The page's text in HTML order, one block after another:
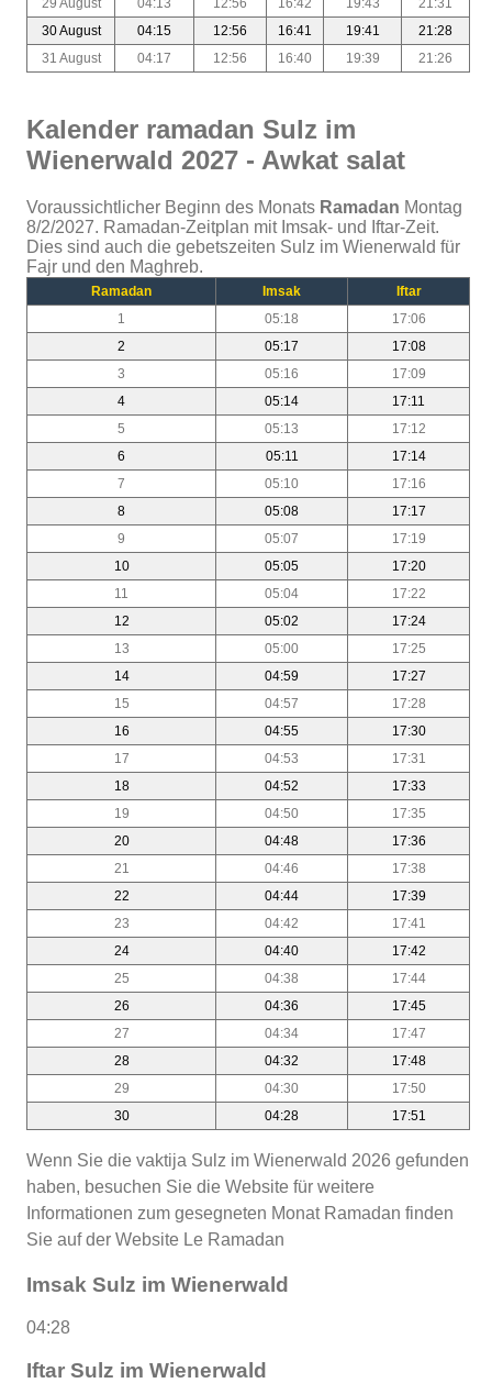
30 August
04:15 12:56 16:41 19:41
21:28
31 August
04:17 12:56 16:40 19:39 21:26
Kalender ramadan Sulz im
Wienerwald 2027 - Awkat salat
Voraussichtlicher Beginn des Monats Ramadan Montag
8/2/2027. Ramadan-Zeitplan mit Imsak- und Iftar-Zeit.
Dies sind auch die gebetszeiten Sulz im Wienerwald für
Fajr und den Maghreb.
Ramadan Imsak
Iftar
1
05:18
17:06
2
05:17
17:08
3
05:16
17:09
4
05:14
17:11
5
05:13
17:12
6
05:11
17:14
7
05:10
17:16
8
05:08
17:17
9
05:07
17:19
10
05:05
17:20
11
05:04
17:22
12
05:02
17:24
13
05:00
17:25
14
04:59
17:27
15
04:57
17:28
16
04:55
17:30
17
04:53
17:31
18
04:52
17:33
19
04:50
17:35
20
04:48
17:36
21
04:46
17:38
22
04:44
17:39
23
04:42
17:41
24
04:40
17:42
25
04:38
17:44
26
04:36
17:45
27
04:34
17:47
28
04:32
17:48
29
04:30
17:50
30
04:28 17:51
Wenn Sie die vaktija Sulz im Wienerwald 2026 gefunden
haben, besuchen Sie die Website für weitere
Informationen zum gesegneten Monat Ramadan finden
Sie auf der Website Le Ramadan
Imsak Sulz im Wienerwald
04:28
Iftar Sulz im Wienerwald